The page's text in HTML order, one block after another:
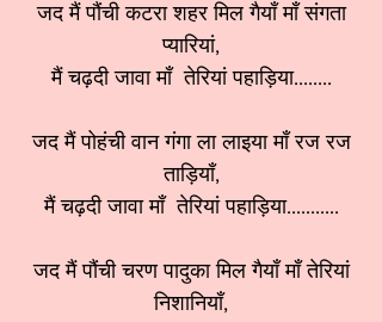
जद मैं पौंची कटरा शहर मिल गैयाँ माँ संगता
प्यारियां,
मैं चढ़दी जावा माँ तेरियां पहाड़िया........
जद मैं पोहंची वान गंगा ला लाइया माँ रज रज
ताड़ियाँ,
मैं चढ़दी जावा माँ तेरियां पहाड़िया...........
जद मैं पौंची चरण पादुका मिल गैयाँ माँ तेरियां
निशानियाँ,